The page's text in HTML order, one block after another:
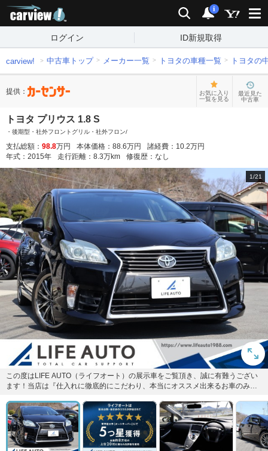
検索 通知
i
ログイン ID新規取得
carview! 中古車トップ メーカー一覧 トヨタの車種一覧 トヨタの
提供：
お気に入り
一覧を見る
最近見た
中古車
トヨタ プリウス 1.8 S
・後期型・社外フロントグリル・社外フロン/
支払総額： 98.8万円 本体価格： 88.6万円 諸経費： 10.2万円
年式： 2015年 走行距離： 8.3万km 修復歴： なし
1/21
この度はLIFE AUTO（ライフオート）の展示車をご覧頂き、誠に有難うござい
ます！当店は『仕入れに徹底的にこだわり、本当にオススメ出来るお車のみを